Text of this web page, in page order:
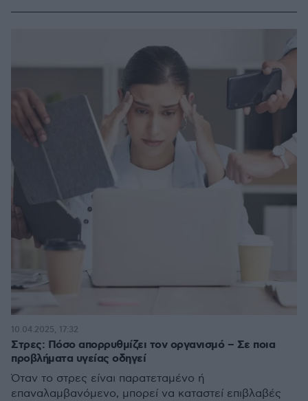
Στρες: Πόσο απορρυθμίζει τον οργανισμό – Σε ποια
προβλήματα υγείας οδηγεί
Όταν το στρες είναι παρατεταμένο ή
επαναλαμβανόμενο, μπορεί να καταστεί επιβλαβές
10.04.2025, 17:32